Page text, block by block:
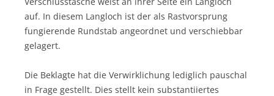
auf. In diesem Langloch ist der als Rastvorsprung
fungierende Rundstab angeordnet und verschiebbar
gelagert.
Die Beklagte hat die Verwirklichung lediglich pauschal
in Frage gestellt. Dies stellt kein substantiiertes